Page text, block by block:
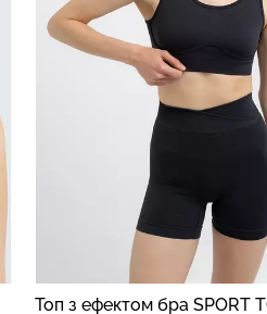
Топ з ефектом бра SPORT